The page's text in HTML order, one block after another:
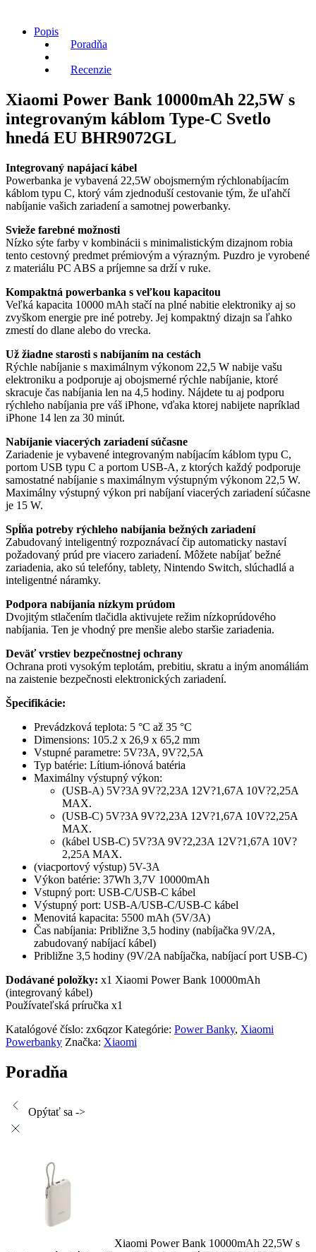
Popis
Poradňa
Recenzie
Xiaomi Power Bank 10000mAh 22,5W s
integrovaným káblom Type-C Svetlo
hnedá EU BHR9072GL
Integrovaný napájací kábel
Powerbanka je vybavená 22,5W obojsmerným rýchlonabíjacím
káblom typu C, ktorý vám zjednoduší cestovanie tým, že uľahčí
nabíjanie vašich zariadení a samotnej powerbanky.
Svieže farebné možnosti
Nízko sýte farby v kombinácii s minimalistickým dizajnom robia
tento cestovný predmet prémiovým a výrazným. Puzdro je vyrobené
z materiálu PC ABS a príjemne sa drží v ruke.
Kompaktná powerbanka s veľkou kapacitou
Veľká kapacita 10000 mAh stačí na plné nabitie elektroniky aj so
zvyškom energie pre iné potreby. Jej kompaktný dizajn sa ľahko
zmestí do dlane alebo do vrecka.
Už žiadne starosti s nabíjaním na cestách
Rýchle nabíjanie s maximálnym výkonom 22,5 W nabije vašu
elektroniku a podporuje aj obojsmerné rýchle nabíjanie, ktoré
skracuje čas nabíjania len na 4,5 hodiny. Nájdete tu aj podporu
rýchleho nabíjania pre váš iPhone, vďaka ktorej nabijete napríklad
iPhone 14 len za 30 minút.
Nabíjanie viacerých zariadení súčasne
Zariadenie je vybavené integrovaným nabíjacím káblom typu C,
portom USB typu C a portom USB-A, z ktorých každý podporuje
samostatné nabíjanie s maximálnym výstupným výkonom 22,5 W.
Maximálny výstupný výkon pri nabíjaní viacerých zariadení súčasne
je 15 W.
Spĺňa potreby rýchleho nabíjania bežných zariadení
Zabudovaný inteligentný rozpoznávací čip automaticky nastaví
požadovaný prúd pre viacero zariadení. Môžete nabíjať bežné
zariadenia, ako sú telefóny, tablety, Nintendo Switch, slúchadlá a
inteligentné náramky.
Podpora nabíjania nízkym prúdom
Dvojitým stlačením tlačidla aktivujete režim nízkoprúdového
nabíjania. Ten je vhodný pre menšie alebo staršie zariadenia.
Deväť vrstiev bezpečnostnej ochrany
Ochrana proti vysokým teplotám, prebitiu, skratu a iným anomáliám
na zaistenie bezpečnosti elektronických zariadení.
Špecifikácie:
Prevádzková teplota: 5 °C až 35 °C
Dimensions: 105.2 x 26,9 x 65,2 mm
Vstupné parametre: 5V?3A, 9V?2,5A
Typ batérie: Lítium-iónová batéria
Maximálny výstupný výkon:
(USB-A) 5V?3A 9V?2,23A 12V?1,67A 10V?2,25A
MAX.
(USB-C) 5V?3A 9V?2,23A 12V?1,67A 10V?2,25A
MAX.
(kábel USB-C) 5V?3A 9V?2,23A 12V?1,67A 10V?
2,25A MAX.
(viacportový výstup) 5V-3A
Výkon batérie: 37Wh 3,7V 10000mAh
Vstupný port: USB-C/USB-C kábel
Výstupný port: USB-A/USB-C/USB-C kábel
Menovitá kapacita: 5500 mAh (5V/3A)
Čas nabíjania: Približne 3,5 hodiny (nabíjačka 9V/2A,
zabudovaný nabíjací kábel)
Približne 3,5 hodiny (9V/2A nabíjačka, nabíjací port USB-C)
Dodávané položky: x1 Xiaomi Power Bank 10000mAh
(integrovaný kábel)
Používateľská príručka x1
Katalógové číslo: zx6qzor Kategórie: Power Banky, Xiaomi
Powerbanky Značka: Xiaomi
Poradňa
Opýtať sa ->
Xiaomi Power Bank 10000mAh 22,5W s